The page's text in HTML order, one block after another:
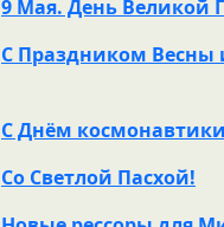
9 Мая. День Великой
С Праздником Весны
С Днём
Со Светлой Пасхой!